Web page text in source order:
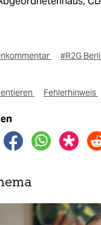
#R2G
Fehlerhinweis